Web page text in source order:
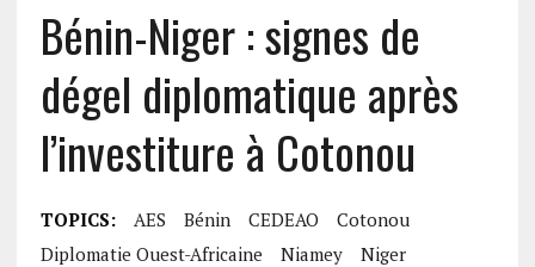
Bénin-Niger : signes de
dégel diplomatique après
l’investiture à Cotonou
TOPICS: AES Bénin CEDEAO
Cotonou
Diplomatie Ouest-Africaine
Niamey
Niger